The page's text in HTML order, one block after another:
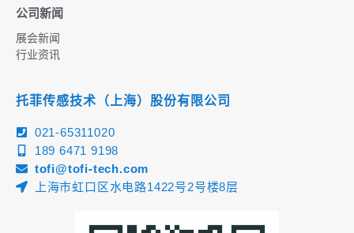
公司新闻
展会新闻
行业资讯
托菲传感技术（上海）股份有限公司
021-65311020
189 6471 9198
tofi@tofi-tech.com
上海市虹口区水电路1422号2号楼8层